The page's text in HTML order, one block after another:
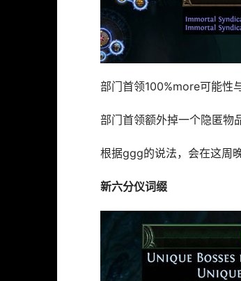
部门首领100%more可能性
部门首领额外掉一个隐匿物
根据ggg的说法，会在这周
新六分仪词缀